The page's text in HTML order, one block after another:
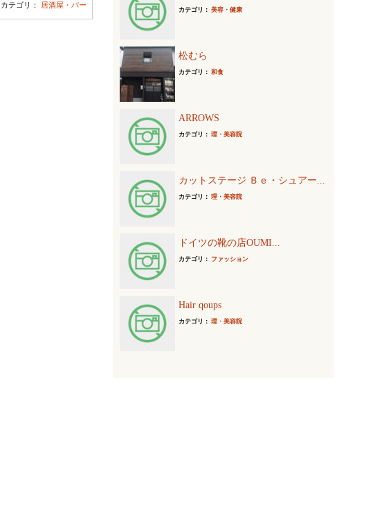
カテゴリ： 居酒屋・バー
カテゴリ： 美容・健康
松むら
カテゴリ： 和食
ARROWS
カテゴリ： 理・美容院
カットステージ Ｂｅ・シュアー...
カテゴリ： 理・美容院
ドイツの靴の店OUMI...
カテゴリ： ファッション
Hair qoups
カテゴリ： 理・美容院